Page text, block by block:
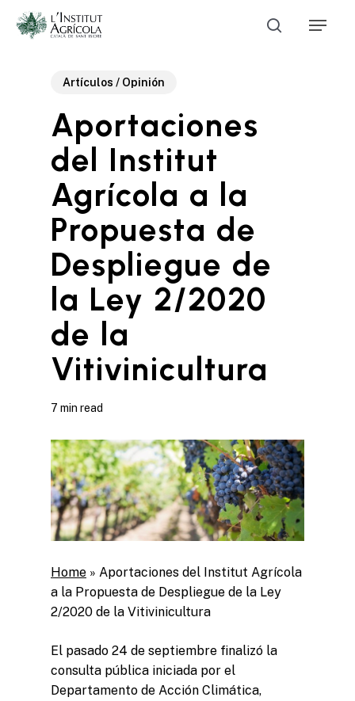
Skip
search
Menu
Artículos / Opinión
Aportaciones
del Institut
Agrícola a la
Propuesta de
Despliegue de
la Ley 2/2020
de la
Vitivinicultura
7 min read
Home » Aportaciones del Institut Agrícola
a la Propuesta de Despliegue de la Ley
2/2020 de la Vitivinicultura
El pasado 24 de septiembre finalizó la
consulta pública iniciada por el
Departamento de Acción Climática,